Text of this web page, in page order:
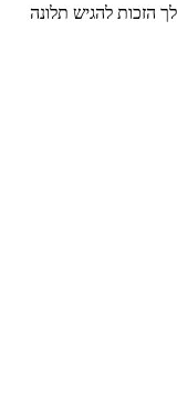
הזכות להגיש תלונה